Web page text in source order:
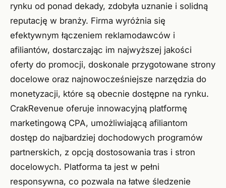
rynku od ponad dekady, zdobyła uznanie i solidną
reputację w branży. Firma wyróżnia się
efektywnym łączeniem reklamodawców i
afiliantów, dostarczając im najwyższej jakości
oferty do promocji, doskonale przygotowane strony
docelowe oraz najnowocześniejsze narzędzia do
monetyzacji, które są obecnie dostępne na rynku.
CrakRevenue oferuje innowacyjną platformę
marketingową CPA, umożliwiającą afiliantom
dostęp do najbardziej dochodowych programów
partnerskich, z opcją dostosowania tras i stron
docelowych. Platforma ta jest w pełni
responsywna, co pozwala na łatwe śledzenie